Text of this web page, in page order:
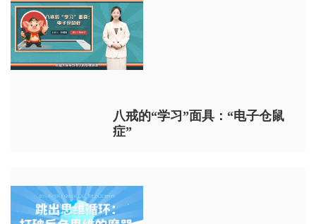
八戒的“学习”面具：“电子仓鼠
症”